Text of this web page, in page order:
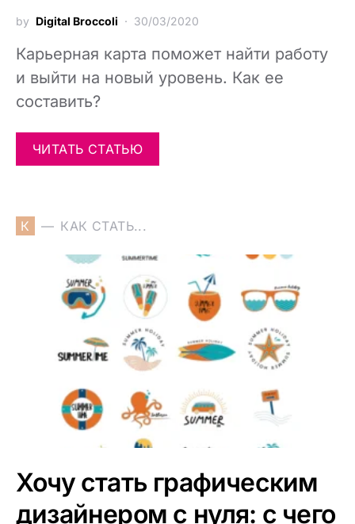
by Digital Broccoli 30/03/2020
Карьерная карта поможет найти работу
и выйти на новый уровень. Как ее
составить?
ЧИТАТЬ СТАТЬЮ
К КАК СТАТЬ...
Хочу стать графическим
дизайнером с нуля: с чего